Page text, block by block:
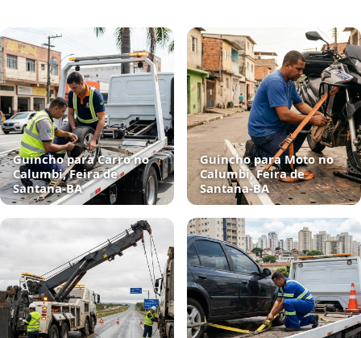
Guincho para Carro no
Calumbi, Feira de
Santana‑BA
Guincho para Moto no
Calumbi, Feira de
Santana‑BA